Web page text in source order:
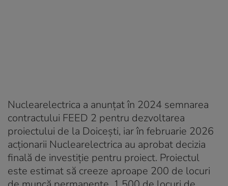
Nuclearelectrica a anunțat în 2024 semnarea
contractului FEED 2 pentru dezvoltarea
proiectului de la Doicești, iar în februarie 2026
acționarii Nuclearelectrica au aprobat decizia
finală de investiție pentru proiect. Proiectul
este estimat să creeze aproape 200 de locuri